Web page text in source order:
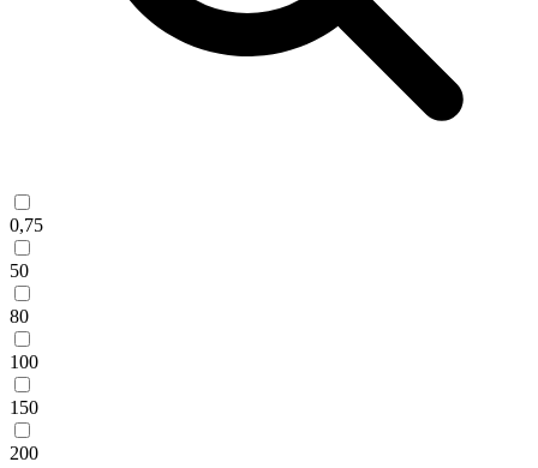
0,75
50
80
100
150
200